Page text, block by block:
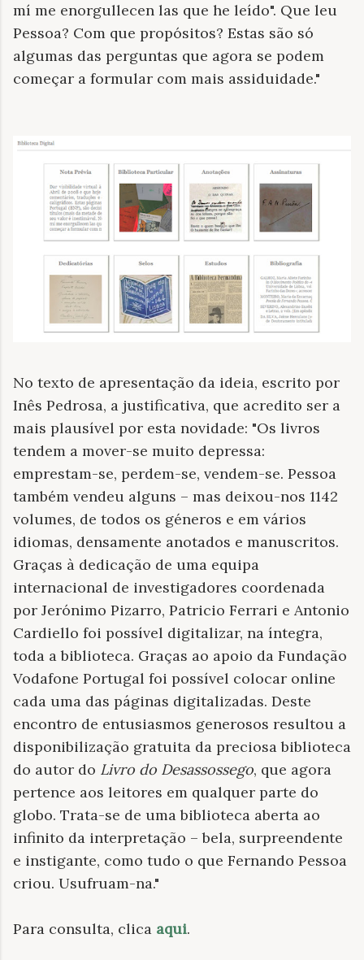
mí me enorgullecen las que he leído". Que leu
Pessoa? Com que propósitos? Estas são só
algumas das perguntas que agora se podem
começar a formular com mais assiduidade."
No texto de apresentação da ideia, escrito por
Inês Pedrosa, a justificativa, que acredito ser a
mais plausível por esta novidade: "Os livros
tendem a mover-se muito depressa:
emprestam-se, perdem-se, vendem-se. Pessoa
também vendeu alguns – mas deixou-nos 1142
volumes, de todos os géneros e em vários
idiomas, densamente anotados e manuscritos.
Graças à dedicação de uma equipa
internacional de investigadores coordenada
por Jerónimo Pizarro, Patricio Ferrari e Antonio
Cardiello foi possível digitalizar, na íntegra,
toda a biblioteca. Graças ao apoio da Fundação
Vodafone Portugal foi possível colocar online
cada uma das páginas digitalizadas. Deste
encontro de entusiasmos generosos resultou a
disponibilização gratuita da preciosa biblioteca
do autor do Livro do Desassossego, que agora
pertence aos leitores em qualquer parte do
globo. Trata-se de uma biblioteca aberta ao
infinito da interpretação – bela, surpreendente
e instigante, como tudo o que Fernando Pessoa
criou. Usufruam-na."
Para consulta, clica aqui.